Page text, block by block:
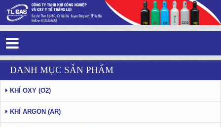
Tag 1 - 42: Thắng Lợi Gas
DANH MỤC SẢN PHẨM
KHÍ OXY (O2)
KHÍ ARGON (AR)